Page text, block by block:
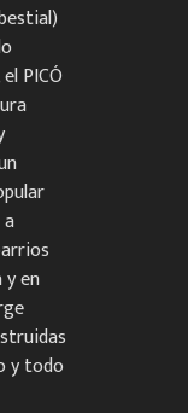
PICÓ
en
y todo